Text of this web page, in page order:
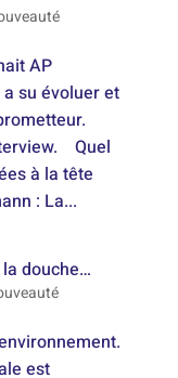
AP
su évoluer et
Quel
à la tête
: La...
douche…
est